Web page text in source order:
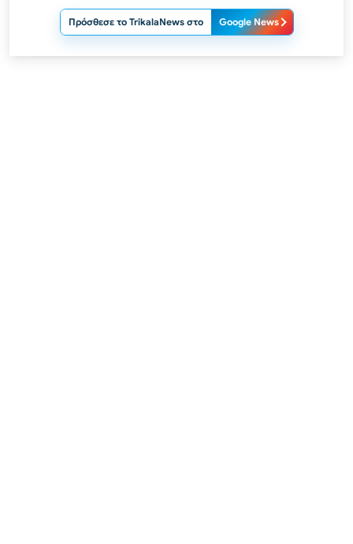
Πρόσθεσε το TrikalaNews στο Google News